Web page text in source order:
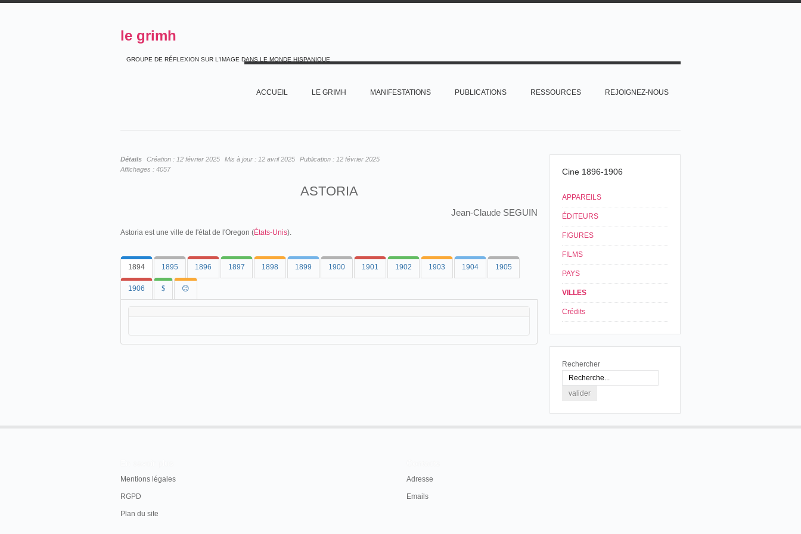
le grimh
GROUPE DE RÉFLEXION SUR L'IMAGE DANS LE MONDE HISPANIQUE
ACCUEIL LE GRIMH MANIFESTATIONS PUBLICATIONS RESSOURCES REJOIGNEZ-NOUS
Détails Création : 12 février 2025 Mis à jour : 12 avril 2025 Publication : 12 février 2025
Affichages : 4057
ASTORIA
Jean-Claude SEGUIN
Astoria est une ville de l'état de l'Oregon (États-Unis).
1894 1895 1896 1897 1898 1899 1900 1901 1902 1903 1904 1905
1906 $ 😊
Cine 1896-1906
APPAREILS
ÉDITEURS
FIGURES
FILMS
PAYS
VILLES
Crédits
Rechercher
Mentions légales
RGPD
Plan du site
Adresse
Emails